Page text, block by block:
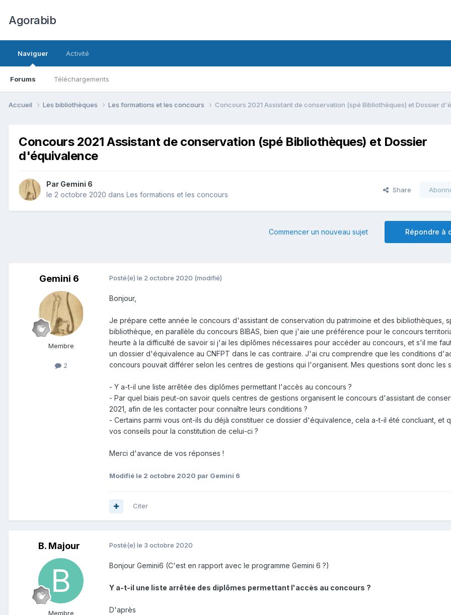
Agorabib
Naviguer
Forums Téléchargements
Activité
Accueil Les bibliothèques Les formations et les concours Concours 2021 Assistant de conservation (spé Bibliothèques) et Dossier
Concours 2021 Assistant de conservation (spé Bibliothèques) et Dossier
d'équivalence
Par Gemini 6
le 2 octobre 2020 dans Les formations et les concours
Share
Répondre à
Commencer un nouveau sujet
Gemini 6
Membre
2
Posté(e) le 2 octobre 2020 (modifié)
Bonjour,
Je prépare cette année le concours d'assistant de conservation du patrimoine et des bibliothèques,
bibliothèque, en parallèle du concours BIBAS, bien que j'aie une préférence pour le concours
heurte à la difficulté de savoir si j'ai les diplômes nécessaires pour accéder au concours, et s'il me
un dossier d'équivalence au CNFPT dans le cas contraire. J'ai cru comprendre que les conditions
concours pouvait différer selon les centres de gestions qui l'organisent. Mes questions sont donc les
- Y a-t-il une liste arrêtée des diplômes permettant l'accès au concours ?
- Par quel biais peut-on savoir quels centres de gestions organisent le concours d'assistant de
2021, afin de les contacter pour connaître leurs conditions ?
- Certains parmi vous ont-ils du déjà constituer ce dossier d'équivalence, cela a-t-il été concluant, et
vos conseils pour la constitution de celui-ci ?
Merci d'avance de vos réponses !
Modifié le 2 octobre 2020 par Gemini 6
Citer
B. Majour
Membre
Posté(e) le 3 octobre 2020
Bonjour Gemini6 (C'est en rapport avec le programme Gemini 6 ?)
Y a-t-il une liste arrêtée des diplômes permettant l'accès au concours ?
D'après